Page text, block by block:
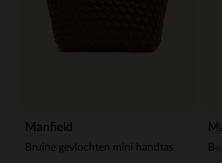
Manfield
Bruine gevlochten mini handtas